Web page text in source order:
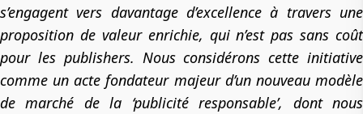
s’engagent vers davantage d’excellence à travers une
proposition de valeur enrichie, qui n’est pas sans coût
pour les publishers. Nous considérons cette initiative
comme un acte fondateur majeur d’un nouveau modèle
de marché de la ‘publicité responsable’, dont nous